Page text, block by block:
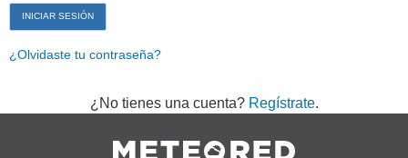
¿Olvidaste tu contraseña?
¿No tienes una cuenta? Regístrate.